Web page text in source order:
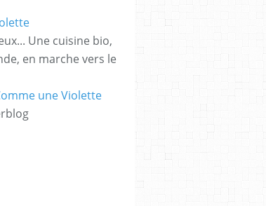
Une cuisine bio,
en marche vers le
une Violette